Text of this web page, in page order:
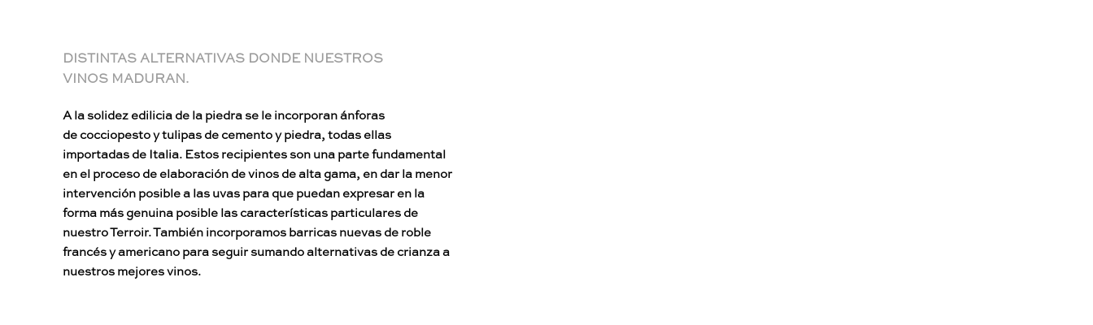
DISTINTAS ALTERNATIVAS DONDE NUESTROS
VINOS MADURAN.
A la solidez edilicia de la piedra se le incorporan ánforas
de cocciopesto y tulipas de cemento y piedra, todas ellas
importadas de Italia. Estos recipientes son una parte fundamental
en el proceso de elaboración de vinos de alta gama, en dar la menor
intervención posible a las uvas para que puedan expresar en la
forma más genuina posible las características particulares de
nuestro Terroir. También incorporamos barricas nuevas de roble
francés y americano para seguir sumando alternativas de crianza a
nuestros mejores vinos.